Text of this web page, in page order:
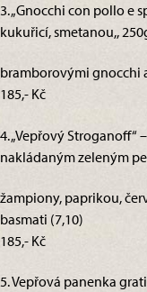
3. „Gnocchi con pollo e
kukuřicí, smetanou,,
bramborovými gnocchi
185,- Kč
4. „Vepřový
nakládaným zeleným
žampiony, paprikou,
basmati (7,10)
185,- Kč
5. Vepřová panenka